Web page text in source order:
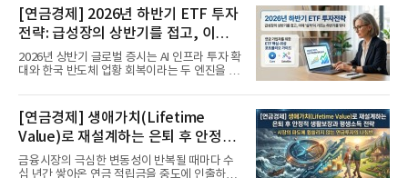
[연금경제] 2026년 하반기 ETF 투자
전략: 급성장의 상반기를 접고, 이제
'실적'이 가르는 하반기를 맞다
2026년 상반기 글로벌 증시는 AI 인프라 투자 확
대와 한국 반도체 업황 회복이라는 두 엔진을 달
[연금경제] 생애가치(Lifetime
Value)로 재설계하는 은퇴 후 안정적
생활보장과 평생소득 전략
금융시장의 극심한 변동성이 반복될 때마다 수
십 년간 쌓아온 연금 적립금을 중도에 인출하거